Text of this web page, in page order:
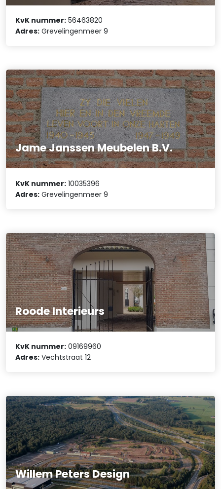
KvK nummer: 56463820
Adres: Grevelingenmeer 9
Jame Janssen Meubelen B.V.
KvK nummer: 10035396
Adres: Grevelingenmeer 9
Roode Interieurs
KvK nummer: 09169960
Adres: Vechtstraat 12
Willem Peters Design